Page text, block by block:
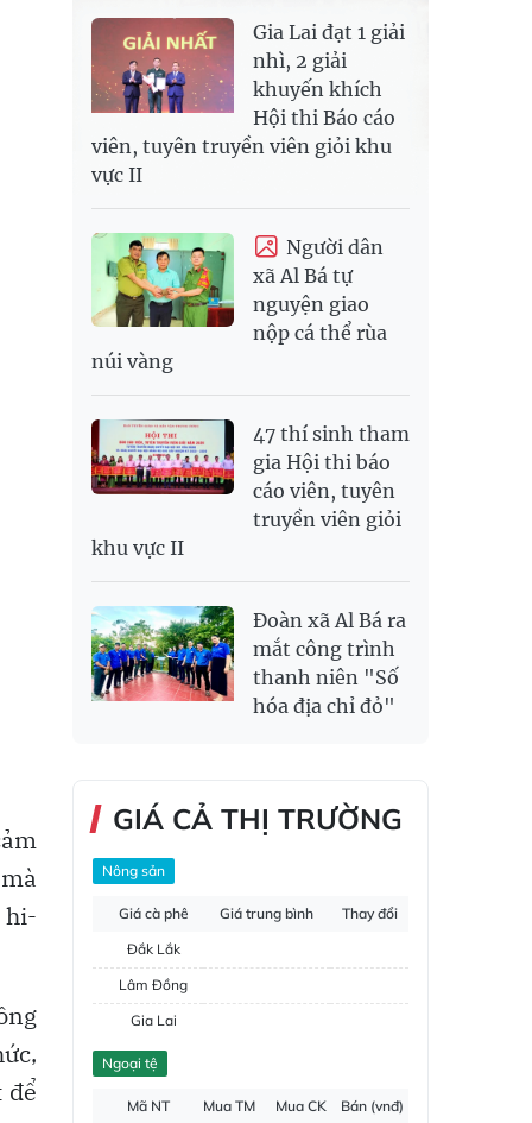
hi-
để
Gia Lai đạt 1 giải
nhì, 2 giải
khuyến khích
Hội thi Báo cáo
viên, tuyên truyền viên giỏi khu
vực II
Người dân
xã Al Bá tự
nguyện giao
nộp cá thể rùa
núi vàng
47 thí sinh tham
gia Hội thi báo
cáo viên, tuyên
truyền viên giỏi
khu vực II
Đoàn xã Al Bá ra
mắt công trình
thanh niên "Số
hóa địa chỉ đỏ"
GIÁ CẢ THỊ TRƯỜNG
Nông sản
Giá cà phê Giá trung bình
Thay đổi
Đắk Lắk
Lâm Đồng
Gia Lai
Đắk Nông
Ngoại tệ
Mã NT Mua TM Mua CK
Bán (vnđ)